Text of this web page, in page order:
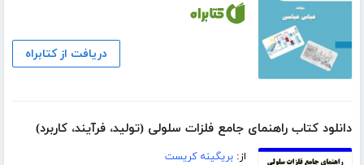
دریافت از کتابراه
دانلود کتاب راهنمای جامع فلزات سلولی (تولید، فرآیند، کاربرد)
از:بریگینه کریست